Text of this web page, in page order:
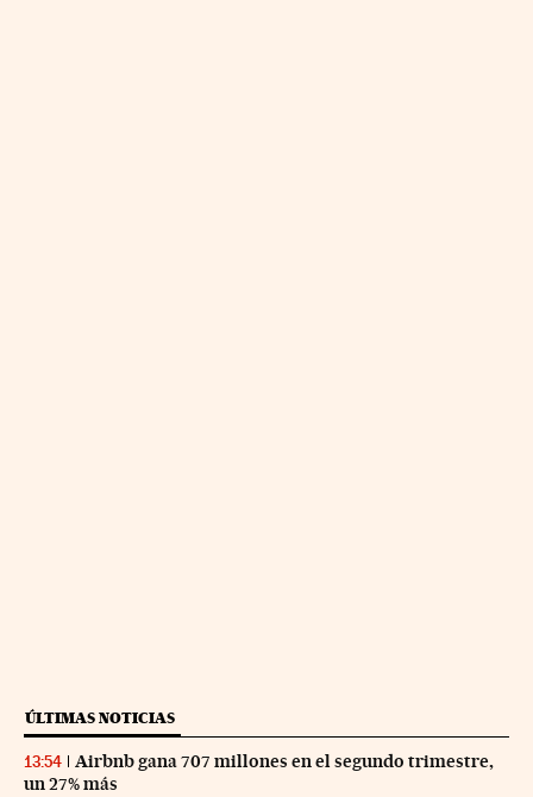
ÚLTIMAS NOTICIAS
13:54
Airbnb gana 707 millones en el segundo trimestre,
un 27% más